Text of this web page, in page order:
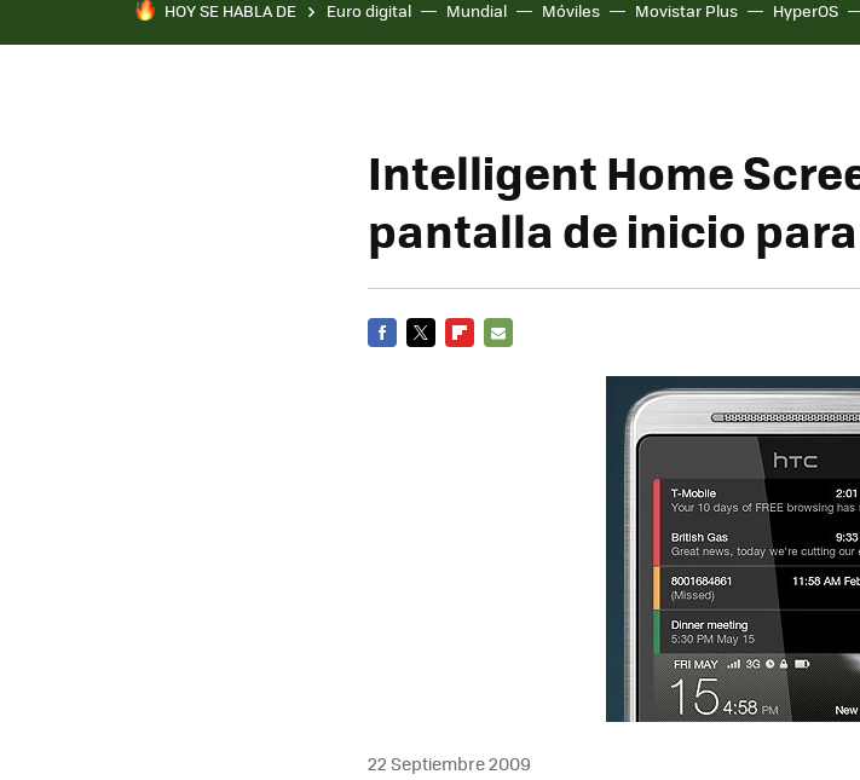
HOY SE HABLA DE Euro digital Mundial Móviles Movistar Plus HyperOS
Intelligent Home
pantalla de inicio
22 Septiembre 2009